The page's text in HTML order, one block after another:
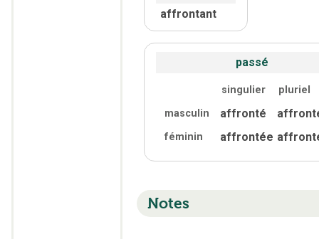
affrontant
passé
singulier
pluriel
masculin
affronté
féminin affrontée
Notes